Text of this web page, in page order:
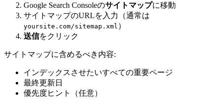
Google Search Consoleのサイトマップに移動
サイトマップのURLを入力（通常は
yoursite.com/sitemap.xml ）
送信をクリック
サイトマップに含めるべき内容:
インデックスさせたいすべての重要ページ
最終更新日
優先度ヒント（任意）